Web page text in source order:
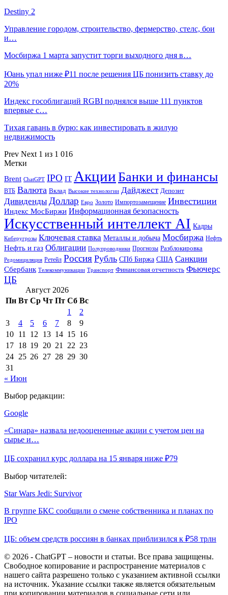
Destiny 2
Управление городом, строительство, фермерство, стелс, бои
и…
Мосбиржа 1 марта запустит торги выходного дня в…
Юань упал ниже ₽11 после решения ЦБ понизить ставку до
20%
Индекс гособлигаций RGBI поднялся выше 111 пунктов
впервые с…
Тихая гавань в бурю: как инвестировать в жилую
недвижимость
Prev Next 1 из 1 016
Метки
Brent ChatGPT IPO IT АкцииБанки и финансы
ВТБ Валюта Вклад Высокие технологии Дайджест Депозит
Дивиденды Доллар Евро Золото Импортозамещение Инвестиции
Индекс МосБиржи Информационная безопасность
Искусственный интеллект AI Кадры
Киберугрозы Ключевая ставка Металлы и добыча Мосбиржа Нефть
Нефть и газ Облигации Полупроводники Прогнозы Разблокировка
Редомициляция Ретейл Россия Рубль СПб Биржа США Санкции
Сбербанк Телекоммуникации Транспорт Финансовая отчетность Фьючерс
ЦБ
Август 2026
Пн Вт Ср Чт Пт Сб Вс
1
2
3
4 5 6 7 8
9
10 11 12 13 14 15 16
17 18 19 20 21 22 23
24 25 26 27 28 29 30
31
« Июн
Выбор редакции:
Google
«Синара» назвала недооцененные акции с учетом цен на
сырье и…
ЦБ сохранил курс доллара на 15 января ниже ₽79
Выбор читателей:
Star Wars Jedi: Survivor
В группе БКС сообщили о смене собственника и планах по
IPO
ЦБ: объем средств россиян в банках приблизился к ₽58 трлн
© 2026 - ChatGPT – новости и статьи. Все права защищены.
Свободное копирование и распространение материалов с
нашего сайта разрешено только с указанием активной ссылки
на источник. Указание ссылки также является обязательным
при копировании материалов в социальные сети или